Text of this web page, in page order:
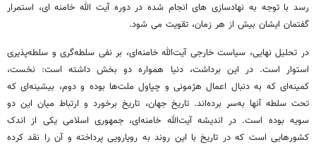
رسد با توجه به نهادسازی های انجام شده در دوره آیت الله خامنه ای، استمرار
گفتمان ایشان بیش از هر زمان، تقویت می شود.
در تحلیل نهایی، سیاست خارجی آیت‌الله خامنه‌ای، بر نفی سلطه‌گری و سلطه‌پذیری
استوار است. در این برداشت، دنیا همواره دو بخش داشته است: نخست،
کمینه‌ای که به دنبال اعمال هژمونی و چپاول ملت‌ها بوده و دوم، بیشینه‌ای که
تحت سلطه آنها به‌سر برده‌اند. تاریخ جهان، تاریخ برخورد و ارتباط میان این دو
سویه بوده است. در اندیشه آیت‌الله خامنه‌ای، جمهوری اسلامی یکی از اندک
کشورهایی است که در تاریخ با این روند به رویارویی پرداخته و آن را نقد کرده